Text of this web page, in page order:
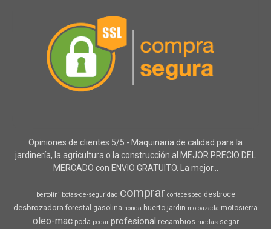
Opiniones de clientes 5/5 - Maquinaria de calidad para la
jardinería, la agricultura o la construcción al MEJOR PRECIO DEL
MERCADO con ENVIO GRATUITO. La mejor...
bertolini botas-de-seguridad comprar cortacesped desbroce
desbrozadora forestal gasolina honda huerto jardin motoazada motosierra
oleo-mac poda podar profesional recambios ruedas segar